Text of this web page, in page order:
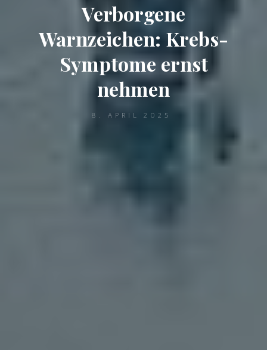
Verborgene
Warnzeichen: Krebs-
Symptome ernst
nehmen
8. APRIL 2025